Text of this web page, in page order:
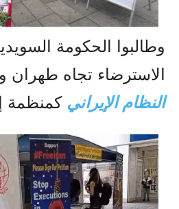
وطالبوا الحكومة
الاسترضاء تجاه
النظام الإيراني كمنظمة